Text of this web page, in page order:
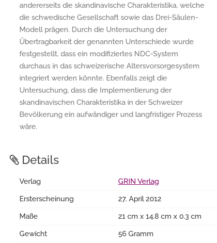
andererseits die skandinavische Charakteristika, welche
die schwedische Gesellschaft sowie das Drei-Säulen-
Modell prägen. Durch die Untersuchung der
Übertragbarkeit der genannten Unterschiede wurde
festgestellt, dass ein modifiziertes NDC-System
durchaus in das schweizerische Altersvorsorgesystem
integriert werden könnte. Ebenfalls zeigt die
Untersuchung, dass die Implementierung der
skandinavischen Charakteristika in der Schweizer
Bevölkerung ein aufwändiger und langfristiger Prozess
wäre.
Details
Verlag
GRIN Verlag
Ersterscheinung
27. April 2012
Maße
21 cm x 14.8 cm x 0.3 cm
Gewicht
56 Gramm